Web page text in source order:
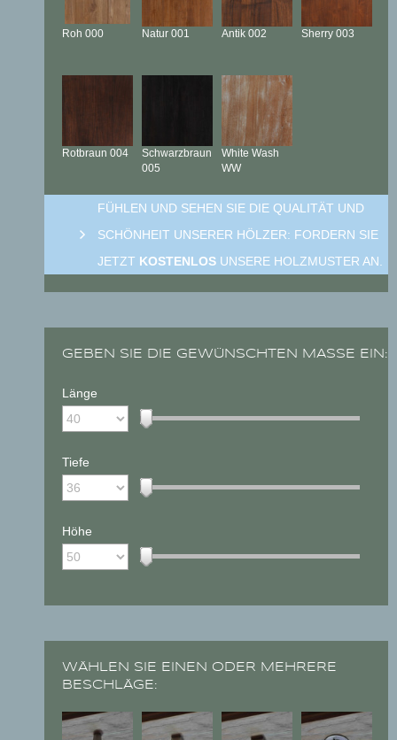
Roh 000 Natur 001 Antik 002 Sherry 003
Rotbraun 004
Schwarzbraun
005
White Wash
WW
FÜHLEN UND SEHEN SIE DIE QUALITÄT UND
SCHÖNHEIT UNSERER HÖLZER: FORDERN SIE
JETZT KOSTENLOS UNSERE HOLZMUSTER AN.
GEBEN SIE DIE GEWÜNSCHTEN MASSE EIN:
Länge
Tiefe
Höhe
WÄHLEN SIE EINEN ODER MEHRERE
BESCHLÄGE: